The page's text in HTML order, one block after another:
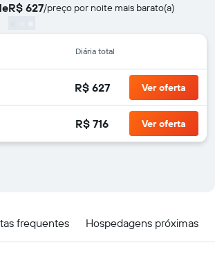
R$ 627/preço por noite mais barato(a)
Diária total
R$ 627 Ver oferta
R$ 716 Ver oferta
frequentes Hospedagens próximas